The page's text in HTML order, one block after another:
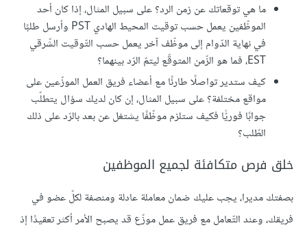
ما هي توقعاتك عن زمن الرد؟ على سبيل المثال، إذا كان أحد
الموظّفين يعمل حسب توقيت المحيط الهادي PST وأرسل طلبًا
في نهاية الدّوام إلى موظّف آخر يعمل حسب التّوقيت الشّرقي
EST، فما هو الزّمن المتوقّع ليتمّ الرّد بينهما؟
كيف ستدير تواصلًا طارئًا مع أعضاء فريق العمل الموزّعين على
مواقع مختلفة؟ على سبيل المثال، إن كان لديك سؤال يتطلّب
جوابًا فوريًّا فكيف ستلزم موظّفًا يشتغل عن بعد بالرّد على ذلك
الطّلب؟
خلق فرص متكافئة لجميع الموظفين
بصفتك مديرا، يجب عليك ضمان معاملة عادلة ومنصفة لكلّ عضو في
فريقك، وعند التّعامل مع فريق عمل موزّع قد يصبح الأمر أكثر تعقيدًا إذ